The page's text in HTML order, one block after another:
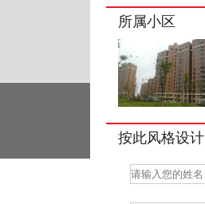
所属小区
按此风格设计